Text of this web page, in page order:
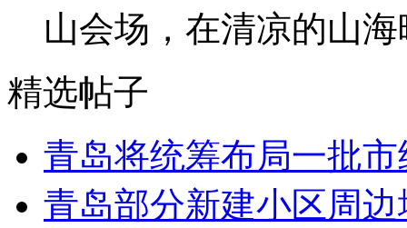
山会场，在清凉的山
精选帖子
青岛将统筹布局一批市
青岛部分新建小区周